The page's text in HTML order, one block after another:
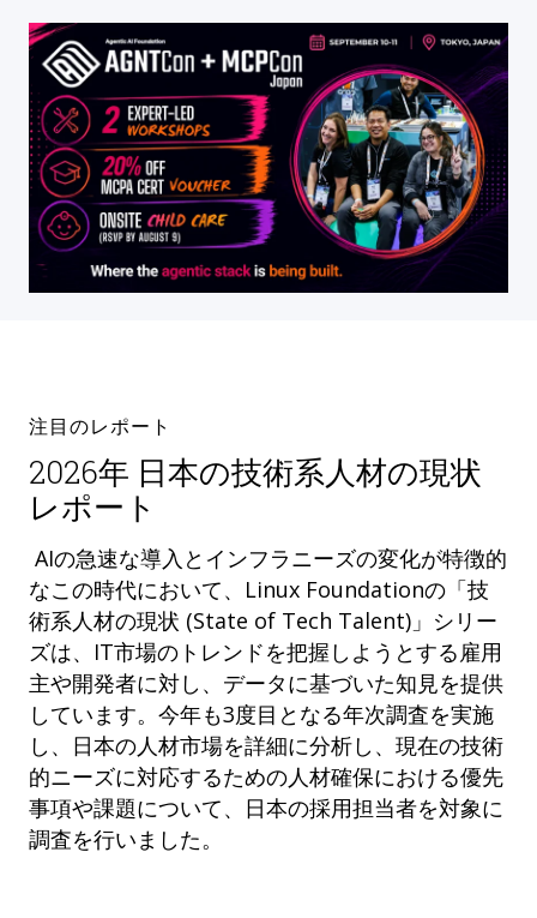
注目のレポート
2026年 日本の技術系人材の現状
レポート
AIの急速な導入とインフラニーズの変化が特徴的
なこの時代において、Linux Foundationの「技
術系人材の現状 (State of Tech Talent)」シリー
ズは、IT市場のトレンドを把握しようとする雇用
主や開発者に対し、データに基づいた知見を提供
しています。今年も3度目となる年次調査を実施
し、日本の人材市場を詳細に分析し、現在の技術
的ニーズに対応するための人材確保における優先
事項や課題について、日本の採用担当者を対象に
調査を行いました。